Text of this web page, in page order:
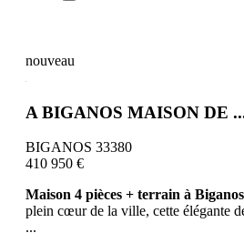
nouveau
A BIGANOS MAISON DE
BIGANOS 33380
410 950 €
Maison 4 pièces + terrain à Biganos
plein cœur de la ville, cette élégante
...